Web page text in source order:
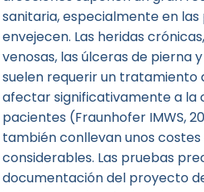
sanitaria, especialmente en
envejecen. Las heridas
venosas, las úlceras de pierna
suelen requerir un tratamiento
afectar significativamente a la
pacientes (Fraunhofer IMWS,
también conllevan unos costes
considerables. Las pruebas
documentación del proyecto